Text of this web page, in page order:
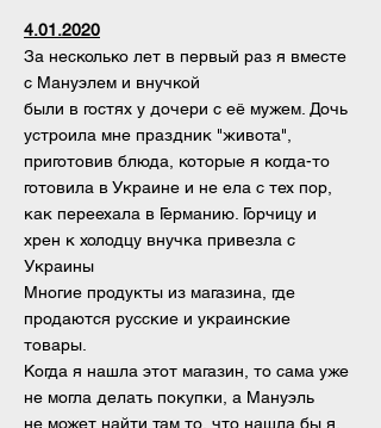
4.01.2020
За несколько лет в первый раз я вместе
с Мануэлем и внучкой
были в гостях у дочери с её мужем. Дочь
устроила мне праздник "живота",
приготовив блюда, которые я когда-то
готовила в Украине и не ела с тех пор,
как переехала в Германию. Горчицу и
хрен к холодцу внучка привезла с
Украины
Многие продукты из магазина, где
продаются русские и украинские
товары.
Когда я нашла этот магазин, то сама уже
не могла делать покупки, а Мануэль
не может найти там то, что нашла бы я.